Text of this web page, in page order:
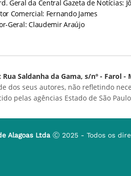
Geral da Central Gazeta de Notícias:
Comercial: Fernando James
Geral: Claudemir Araújo
Saldanha da Gama, s/nº - Farol -
dos seus autores, não refletindo
pelas agências Estado de São
Alagoas Ltda Ⓒ 2025 - Todos os